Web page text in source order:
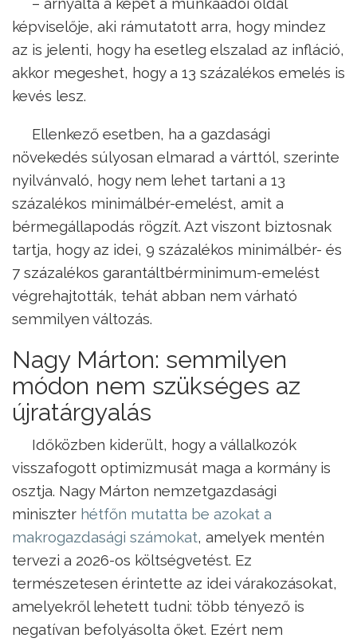
képviselője, aki rámutatott arra, hogy mindez
az is jelenti, hogy ha esetleg elszalad az infláció,
akkor megeshet, hogy a 13 százalékos emelés is
kevés lesz.
Ellenkező esetben, ha a gazdasági
növekedés súlyosan elmarad a várttól, szerinte
nyilvánvaló, hogy nem lehet tartani a 13
százalékos minimálbér-emelést, amit a
bérmegállapodás rögzít. Azt viszont biztosnak
tartja, hogy az idei, 9 százalékos minimálbér- és
7 százalékos garantáltbérminimum-emelést
végrehajtották, tehát abban nem várható
semmilyen változás.
Nagy Márton: semmilyen
módon nem szükséges az
újratárgyalás
Időközben kiderült, hogy a vállalkozók
visszafogott optimizmusát maga a kormány is
osztja. Nagy Márton nemzetgazdasági
miniszter hétfőn mutatta be azokat a
makrogazdasági számokat, amelyek mentén
tervezi a 2026-os költségvetést. Ez
természetesen érintette az idei várakozásokat,
amelyekről lehetett tudni: több tényező is
negatívan befolyásolta őket. Ezért nem